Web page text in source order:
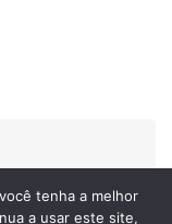
tenha a melhor
a usar este site,